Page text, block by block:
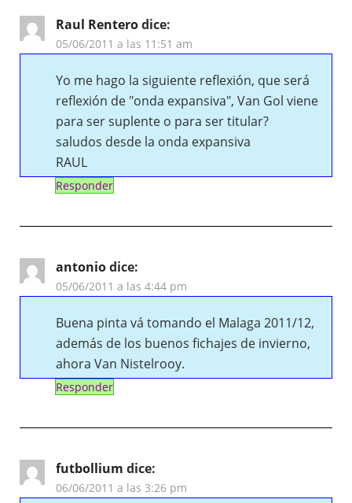
Raul Renterodice:
05/06/2011 a las 11:51 am
Yo me hago la siguiente reflexión, que será
reflexión de "onda expansiva", Van Gol viene
para ser suplente o para ser titular?
saludos desde la onda expansiva
RAUL
Responder
antoniodice:
05/06/2011 a las 4:44 pm
Buena pinta vá tomando el Malaga 2011/12,
además de los buenos fichajes de invierno,
ahora Van Nistelrooy.
Responder
futbollium dice:
06/06/2011 a las 3:26 pm